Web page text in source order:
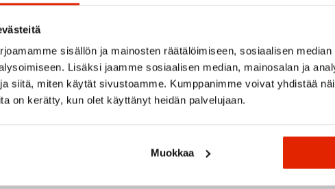
sisällön ja mainosten räätälöimiseen, sosiaalisen
Lisäksi jaamme sosiaalisen median, mainosalan ja
siitä, miten käytät sivustoamme. Kumppanimme voivat yhdistää
on kerätty, kun olet käyttänyt heidän palvelujaan.
Muokkaa
pitävät jalat kuivina.